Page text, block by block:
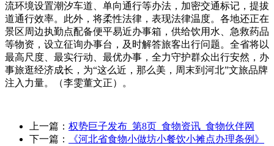
流环境设置潮汐车道、单向通行等办法，加密交通标记，提拔
道通行效率。此外，将柔性法律，表现法律温度。各地还正在
景区周边执勤点配备便平易近办事箱，供给饮用水、急救药品
等物资，设立征询办事台，及时解答旅客出行问题。全省将以
最高尺度、最实行动、最优办事，全力守护群众出行安然，办
事旅逛经济成长，为“这么近，那么美，周末到河北”文旅品牌
注入力量。（李雯董文正）。
上一篇： 权势巨子发布_第8页_食物资讯_食物伙伴网
下一篇：
《河北省食物小做坊小餐饮小摊点办理条例》